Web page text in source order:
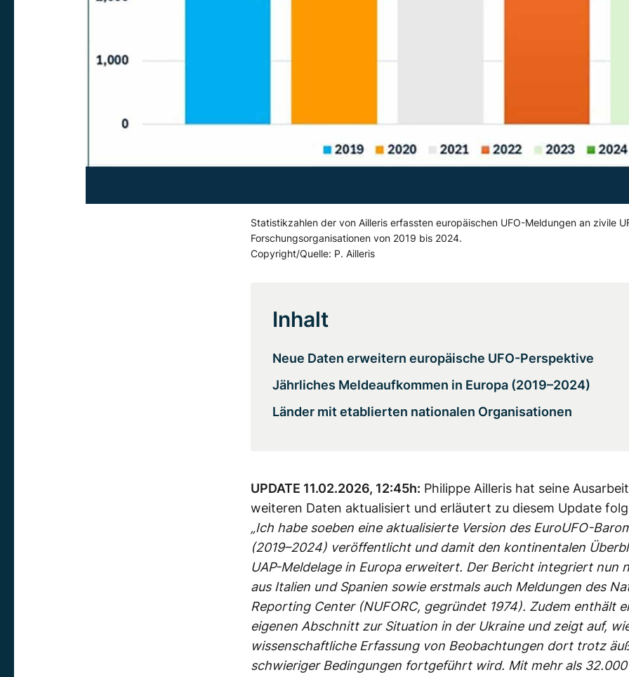
Statistikzahlen der von Ailleris erfassten europäischen UFO-Meldungen an zivile
Forschungsorganisationen von 2019 bis 2024.
Copyright/Quelle: P. Ailleris
Inhalt
Neue Daten erweitern europäische UFO-Perspektive
Jährliches Meldeaufkommen in Europa (2019–2024)
Länder mit etablierten nationalen Organisationen
UPDATE 11.02.2026, 12:45h: Philippe Ailleris hat seine
weiteren Daten aktualisiert und erläutert zu diesem Update
„Ich habe soeben eine aktualisierte Version des EuroUFO-
(2019–2024) veröffentlicht und damit den kontinentalen
UAP-Meldelage in Europa erweitert. Der Bericht integriert nun
aus Italien und Spanien sowie erstmals auch Meldungen des
Reporting Center (NUFORC, gegründet 1974). Zudem enthält
eigenen Abschnitt zur Situation in der Ukraine und zeigt auf,
wissenschaftliche Erfassung von Beobachtungen dort trotz
schwieriger Bedingungen fortgeführt wird. Mit mehr als